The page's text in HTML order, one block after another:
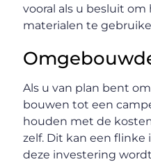
vooral als u besluit
materialen te
Als u van plan bent
bouwen tot een
houden met de
zelf. Dit kan een flinke
deze investering